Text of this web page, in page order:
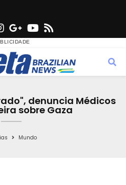
n
s
t
g
r
a
G
o
o
g
e
Y
u
t
b
s
denuncia Médicos
sobre Gaza
Mundo